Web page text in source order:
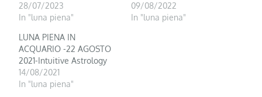
28/07/2023
In "luna piena"
09/08/2022
In "luna piena"
LUNA PIENA IN
ACQUARIO -22 AGOSTO
2021-Intuitive Astrology
14/08/2021
In "luna piena"